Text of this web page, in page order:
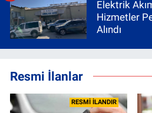
Elektrik
Hizmetler
Alındı
Resmi İlanlar
RESMİ İLANDIR